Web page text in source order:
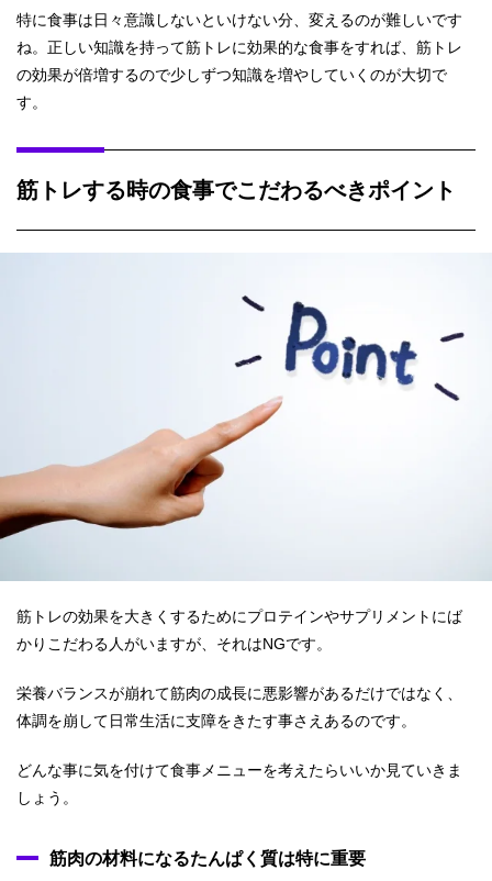
特に食事は日々意識しないといけない分、変えるのが難しいです
ね。正しい知識を持って筋トレに効果的な食事をすれば、筋トレ
の効果が倍増するので少しずつ知識を増やしていくのが大切で
す。
筋トレする時の食事でこだわるべきポイント
筋トレの効果を大きくするためにプロテインやサプリメントにば
かりこだわる人がいますが、それはNGです。
栄養バランスが崩れて筋肉の成長に悪影響があるだけではなく、
体調を崩して日常生活に支障をきたす事さえあるのです。
どんな事に気を付けて食事メニューを考えたらいいか見ていきま
しょう。
筋肉の材料になるたんぱく質は特に重要